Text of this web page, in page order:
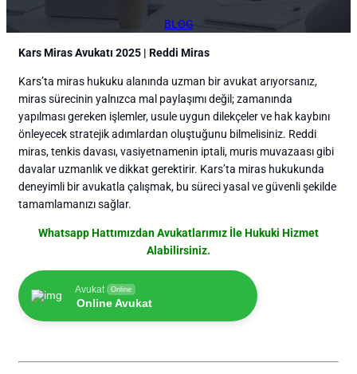
BLOG
Kars Miras Avukatı 2025 | Reddi Miras
Kars’ta miras hukuku alanında uzman bir avukat arıyorsanız,
miras sürecinin yalnızca mal paylaşımı değil; zamanında
yapılması gereken işlemler, usule uygun dilekçeler ve hak kaybını
önleyecek stratejik adımlardan oluştuğunu bilmelisiniz. Reddi
miras, tenkis davası, vasiyetnamenin iptali, muris muvazaası gibi
davalar uzmanlık ve dikkat gerektirir. Kars’ta miras hukukunda
deneyimli bir avukatla çalışmak, bu süreci yasal ve güvenli şekilde
tamamlamanızı sağlar.
Whatsapp Hattımızdan Avukatlarımız İle Hukuki Hizmet
Alabilirsiniz.
Avukat Online
Online Avukat